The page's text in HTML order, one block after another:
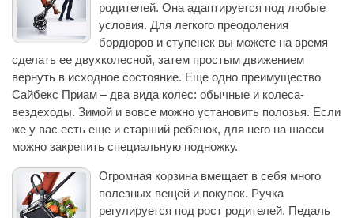
родителей. Она адаптируется под любые
условия. Для легкого преодоления
бордюров и ступенек вы можете на время
сделать ее двухколесной, затем простым движением
вернуть в исходное состояние. Еще одно преимущество
Сайбекс Приам – два вида колес: обычные и колеса-
вездеходы. Зимой и вовсе можно установить полозья. Если
же у вас есть еще и старший ребенок, для него на шасси
можно закрепить специальную подножку.
Огромная корзина вмещает в себя много
полезных вещей и покупок. Ручка
регулируется под рост родителей. Педаль